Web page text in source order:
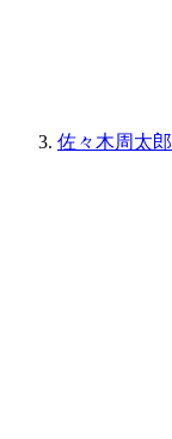
佐々木周太郎